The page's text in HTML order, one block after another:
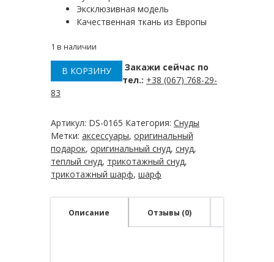
Эксклюзивная модель
Качественная ткань из Европы
1 в наличии
Количество
товара
Снуд
"рогожка"
В КОРЗИНУ
Закажи сейчас по
тел.: +38 (067) 768-29-
83
Артикул: DS-0165 Категория: Снуды
Метки: аксессуары, оригинальный
подарок, оригинальный снуд, снуд,
теплый снуд, трикотажный снуд,
трикотажный шарф, шарф
Описание Отзывы (0)